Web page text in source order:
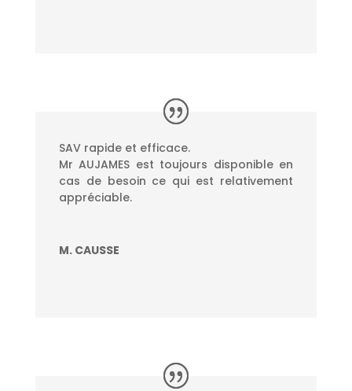
SAV rapide et efficace.
Mr AUJAMES est toujours disponible en
cas de besoin ce qui est relativement
appréciable.
M. CAUSSE